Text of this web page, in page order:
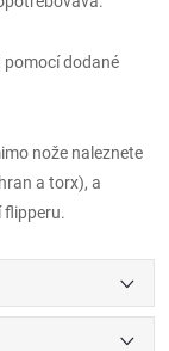
dodané
nože naleznete
a torx), a
flipperu.